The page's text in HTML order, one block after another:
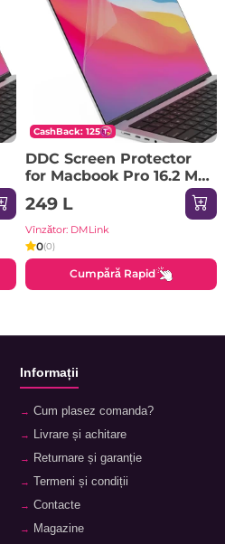
CashBack: 125
DDC Screen Protector
for Macbook Pro 16.2 M1
/ M2 / M3 (2023), Clear
249 L
Vînzător: DMLink
0(0)
Cumpără Rapid
Informații
Cum plasez comanda?
Livrare și achitare
Returnare și garanție
Termeni și condiții
Contacte
Magazine